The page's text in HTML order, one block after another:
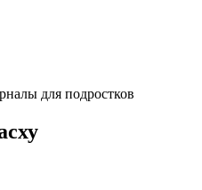
для подростков